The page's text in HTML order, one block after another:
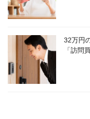
32万円
「訪問